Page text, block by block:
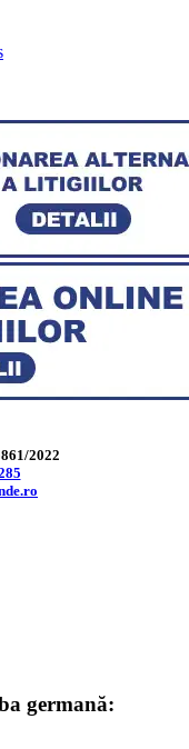
2022
germană: